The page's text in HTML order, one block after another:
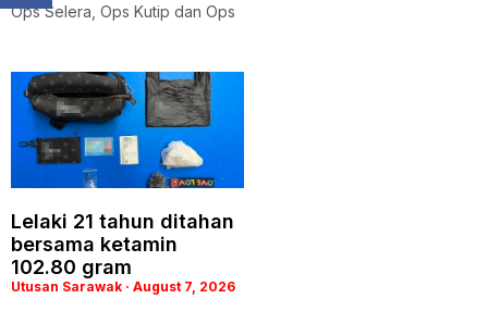
Ops Selera, Ops Kutip dan Ops
Lelaki 21 tahun ditahan
bersama ketamin
102.80 gram
Utusan Sarawak August 7, 2026